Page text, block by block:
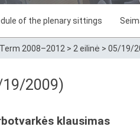
of the plenary sittings
Term 2008–2012 > 2 eilinė > 05/19/
19/2009)
klausimas